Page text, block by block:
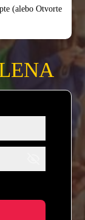
(alebo Otvorte